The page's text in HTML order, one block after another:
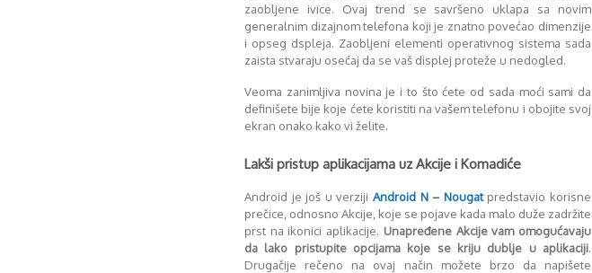
zaobljene ivice. Ovaj trend se savršeno uklapa sa novim
generalnim dizajnom telefona koji je znatno povećao dimenzije
i opseg dspleja. Zaobljeni elementi operativnog sistema sada
zaista stvaraju osećaj da se vaš displej proteže u nedogled.
Veoma zanimljiva novina je i to što ćete od sada moći sami da
definišete bije koje ćete koristiti na vašem telefonu i obojite svoj
ekran onako kako vi želite.
Lakši pristup aplikacijama uz Akcije i Komadiće
Android je još u verziji Android N – Nougatpredstavio korisne
prečice, odnosno Akcije, koje se pojave kada malo duže zadržite
prst na ikonici aplikacije. Unapređene Akcije vam omogućavaju
da lako pristupite opcijama koje se kriju dublje u aplikaciji.
Drugačije rečeno na ovaj način možete brzo da napišete